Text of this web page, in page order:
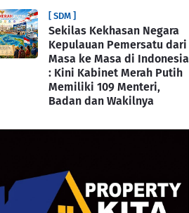
[ SDM ]
Sekilas Kekhasan Negara
Kepulauan Pemersatu dari
Masa ke Masa di Indonesia
: Kini Kabinet Merah Putih
Memiliki 109 Menteri,
Badan dan Wakilnya